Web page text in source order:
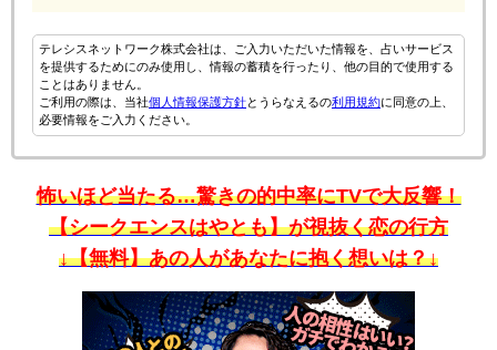
テレシスネットワーク株式会社は、ご入力いただいた情報を、占いサービス
を提供するためにのみ使用し、情報の蓄積を行ったり、他の目的で使用する
ことはありません。
ご利用の際は、当社個人情報保護方針とうらなえるの利用規約に同意の上、
必要情報をご入力ください。
怖いほど当たる…驚きの的中率にTVで大反響！
【シークエンスはやとも】が視抜く恋の行方
↓【無料】あの人があなたに抱く想いは？↓